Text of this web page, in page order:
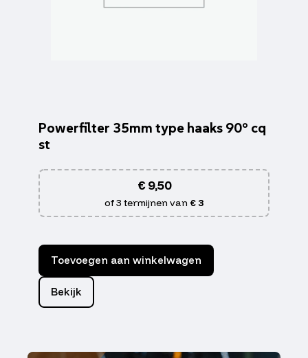
Powerfilter 35mm type haaks 90° cq
st
€9,50
of 3 termijnen van € 3
Toevoegen aan winkelwagen
Bekijk